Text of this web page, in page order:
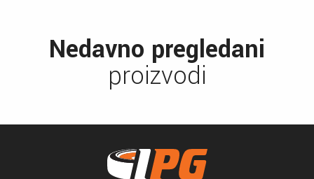
Nedavno pregledani
proizvodi